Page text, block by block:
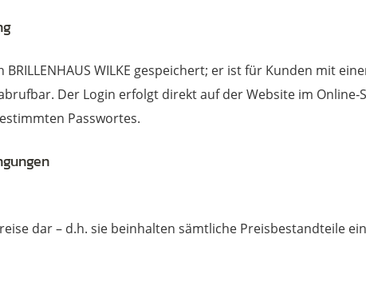
WILKE gespeichert; er ist für Kunden mit
Der Login erfolgt direkt auf der Website im
Passwortes.
dar – d.h. sie beinhalten sämtliche Preisbestandteile